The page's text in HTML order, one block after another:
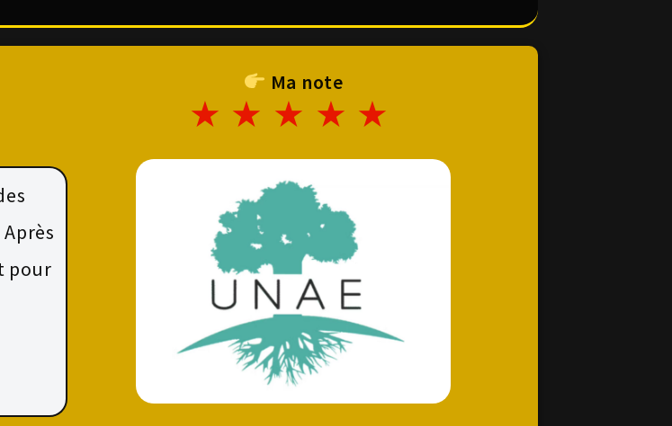
Ma note
★ ★ ★ ★ ★
pour